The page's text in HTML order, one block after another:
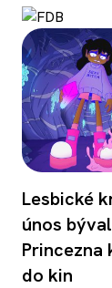
Lesbické
únos
Princezna
do kin